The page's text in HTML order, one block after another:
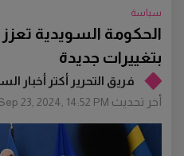
فريق التحرير أكتر أخبار
أخر تحديث 23, 2024, 14:52 PM
الحكومة السويدية تعزز
بتغييرات جديدة
سياسة